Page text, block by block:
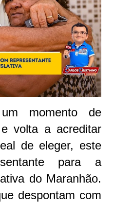
momento de
volta a acreditar
de eleger, este
para a
do Maranhão.
despontam com